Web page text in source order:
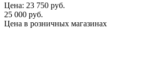
Цена: 23 750 руб.
25 000 руб.
Цена в розничных магазинах